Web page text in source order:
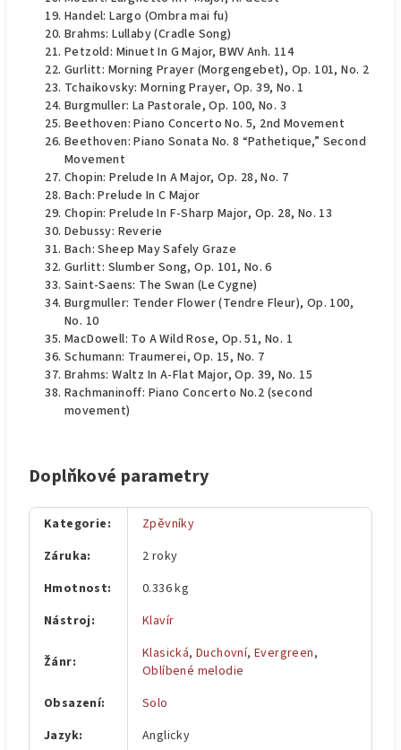
Handel: Largo (Ombra mai fu)
Brahms: Lullaby (Cradle Song)
Petzold: Minuet In G Major, BWV Anh. 114
Gurlitt: Morning Prayer (Morgengebet), Op. 101, No. 2
Tchaikovsky: Morning Prayer, Op. 39, No. 1
Burgmuller: La Pastorale, Op. 100, No. 3
Beethoven: Piano Concerto No. 5, 2nd Movement
Beethoven: Piano Sonata No. 8 “Pathetique,” Second
Movement
Chopin: Prelude In A Major, Op. 28, No. 7
Bach: Prelude In C Major
Chopin: Prelude In F-Sharp Major, Op. 28, No. 13
Debussy: Reverie
Bach: Sheep May Safely Graze
Gurlitt: Slumber Song, Op. 101, No. 6
Saint-Saens: The Swan (Le Cygne)
Burgmuller: Tender Flower (Tendre Fleur), Op. 100,
No. 10
MacDowell: To A Wild Rose, Op. 51, No. 1
Schumann: Traumerei, Op. 15, No. 7
Brahms: Waltz In A-Flat Major, Op. 39, No. 15
Rachmaninoff: Piano Concerto No.2 (second
movement)
Doplňkové parametry
Kategorie:
Zpěvníky
Záruka:
2 roky
Hmotnost:
0.336 kg
Nástroj: Klavír
Žánr: Klasická,Duchovní,Evergreen,
Oblíbené melodie
Obsazení:
Solo
Jazyk: Anglicky